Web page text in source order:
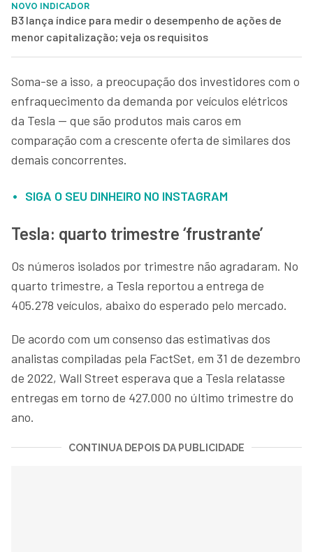
NOVO INDICADOR
B3 lança índice para medir o desempenho de ações de
menor capitalização; veja os requisitos
Soma-se a isso, a preocupação dos investidores com o
enfraquecimento da demanda por veículos elétricos
da Tesla — que são produtos mais caros em
comparação com a crescente oferta de similares dos
demais concorrentes.
SIGA O SEU DINHEIRO NO INSTAGRAM
Tesla: quarto trimestre ‘frustrante’
Os números isolados por trimestre não agradaram. No
quarto trimestre, a Tesla reportou a entrega de
405.278 veículos, abaixo do esperado pelo mercado.
De acordo com um consenso das estimativas dos
analistas compiladas pela FactSet, em 31 de dezembro
de 2022, Wall Street esperava que a Tesla relatasse
entregas em torno de 427.000 no último trimestre do
ano.
CONTINUA DEPOIS DA PUBLICIDADE